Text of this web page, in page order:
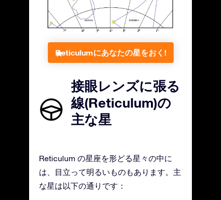
Reticulumにあなたの星をおく!
接眼レンズに張る
線(Reticulum)の
主な星
Reticulum の星座を形どる星々の中に
は、目立って明るいものもあります。主
な星は以下の通りです：